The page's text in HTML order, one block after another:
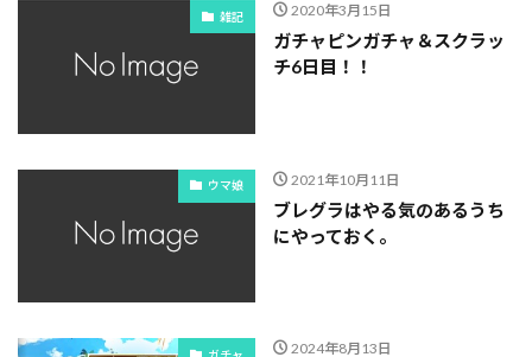
雑記 2020年3月15日
ガチャピンガチャ＆スクラッ
チ6日目！！
ウマ娘 2021年10月11日
ブレグラはやる気のあるうち
にやっておく。
2024年8月13日